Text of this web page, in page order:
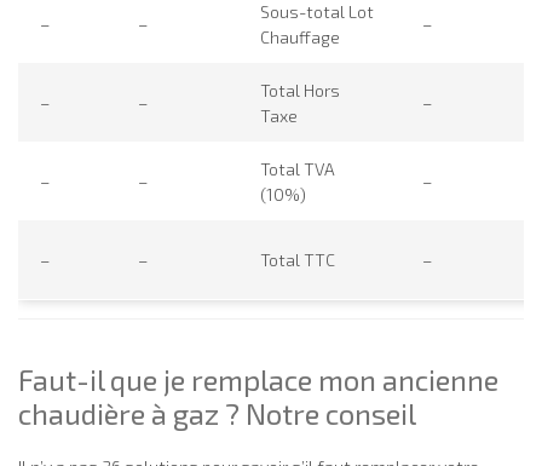
– –
Sous-total Lot
Chauffage
–
– –
Total Hors
Taxe
–
– –
Total TVA
(10%)
–
– – Total TTC –
Faut-il que je remplace mon ancienne
chaudière à gaz ? Notre conseil